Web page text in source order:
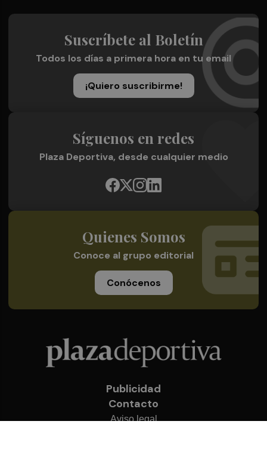
Suscríbete al Boletín
Todos los días a primera hora en tu email
¡Quiero suscribirme!
Síguenos en redes
Plaza Deportiva, desde cualquier medio
Quienes Somos
Conoce al grupo editorial
Conócenos
Publicidad
Contacto
Aviso legal